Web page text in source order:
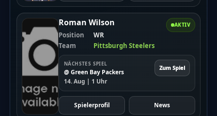
AKTIV
Roman Wilson
Position
WR
Team
Pittsburgh Steelers
NÄCHSTES SPIEL
@ Green Bay Packers
14. Aug | 1 Uhr
Zum Spiel
Spielerprofil News